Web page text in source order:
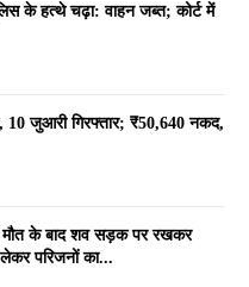
के हत्थे चढ़ा: वाहन जब्त; कोर्ट में
जुआरी गिरफ्तार; ₹50,640 नकद,
मौत के बाद शव सड़क पर रखकर
परिजनों का...